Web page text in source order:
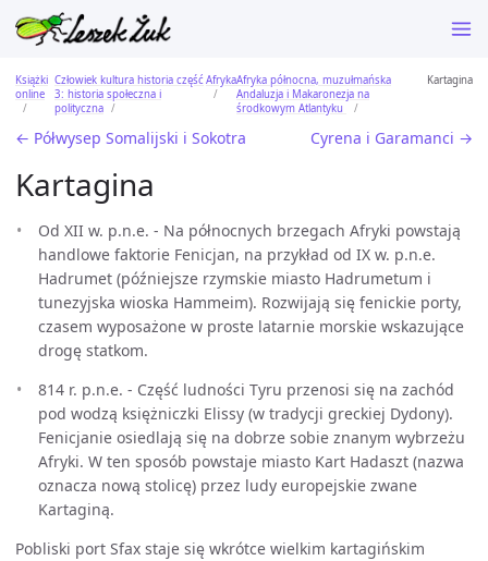
Książki
online
Człowiek kultura historia część
3: historia społeczna i
polityczna
AfrykaAfryka północna, muzułmańska
Andaluzja i Makaronezja na
środkowym Atlantyku
Kartagina
← Półwysep Somalijski i Sokotra Cyrena i Garamanci →
Kartagina
Od XII w. p.n.e. - Na północnych brzegach Afryki powstają
handlowe faktorie Fenicjan, na przykład od IX w. p.n.e.
Hadrumet (późniejsze rzymskie miasto Hadrumetum i
tunezyjska wioska Hammeim). Rozwijają się fenickie porty,
czasem wyposażone w proste latarnie morskie wskazujące
drogę statkom.
814 r. p.n.e. - Część ludności Tyru przenosi się na zachód
pod wodzą księżniczki Elissy (w tradycji greckiej Dydony).
Fenicjanie osiedlają się na dobrze sobie znanym wybrzeżu
Afryki. W ten sposób powstaje miasto Kart Hadaszt (nazwa
oznacza nową stolicę) przez ludy europejskie zwane
Kartaginą.
Pobliski port Sfax staje się wkrótce wielkim kartagińskim